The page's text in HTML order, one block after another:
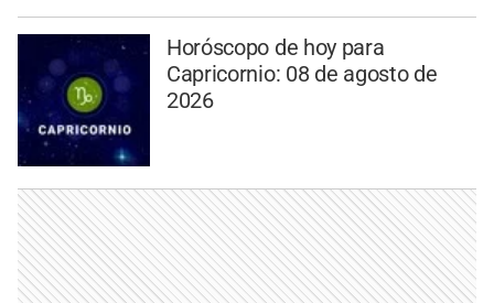
Horóscopo de hoy para
Capricornio: 08 de agosto de
2026